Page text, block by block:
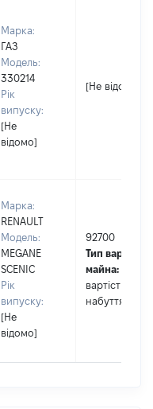
Марка:
ГАЗ
Модель:
330214
Рік
випуску:
[Не
відомо]
[Не відомо]
Марка:
RENAULT
Модель:
MEGANE
SCENIC
Рік
випуску:
[Не
відомо]
92700
Тип вартості
майна:
вартість на
набуття